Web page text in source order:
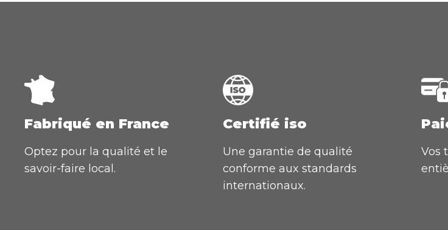
Fabriqué en France
Optez pour la qualité et le
savoir-faire local.
Certifié iso
Une garantie de qualité
conforme aux standards
internationaux.
Vos